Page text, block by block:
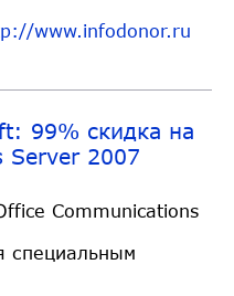
www.infodonor.ru
99% скидка на
Server 2007
Communications
специальным